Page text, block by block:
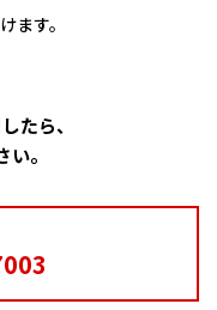
ます。
たら、
。